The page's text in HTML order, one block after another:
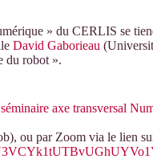
» du CERLIS se
David Gaborieau
du robot ».
axe transversal
ou par Zoom via le lien